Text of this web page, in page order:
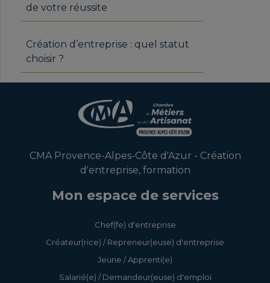
de votre réussite
Création d’entreprise : quel statut
choisir ?
CMA Provence-Alpes-Côte d'Azur - Création
d'entreprise, formation
Mon espace de services
Chef(fe) d'entreprise
Créateur(rice) / Repreneur(euse) d'entreprise
Jeune / Apprenti(e)
Salarié(e) / Demandeur(euse) d'emploi